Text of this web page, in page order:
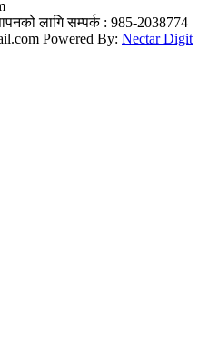
लागि सम्पर्क : 985-2038774
Powered By: Nectar Digit